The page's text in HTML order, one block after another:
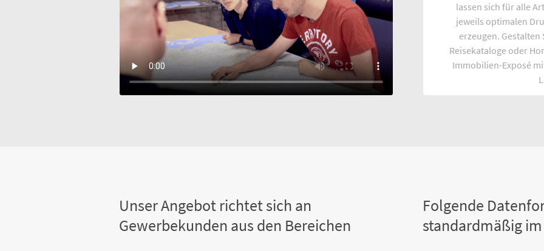
lassen sich für alle
jeweils optimalen
erzeugen.
Reisekataloge oder
Immobilien-Exposé
Unser Angebot richtet sich an
Gewerbekunden aus den Bereichen
Folgende
standardmäßig